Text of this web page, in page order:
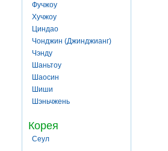
Фучжоу
Хучжоу
Циндао
Чонджин (Джинджианг)
Чэнду
Шаньтоу
Шаосин
Шиши
Шэньчжень
Корея
Сеул